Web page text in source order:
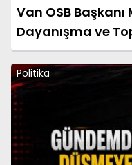
Van OSB
Dayanışma ve
kanun teklifine
Politika